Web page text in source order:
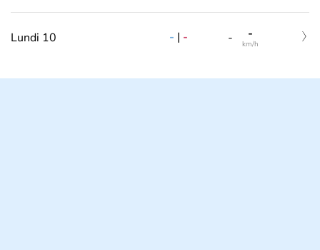
Lundi 10 - | - - -
km/h